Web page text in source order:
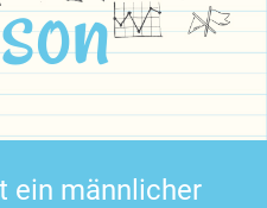
ein männlicher